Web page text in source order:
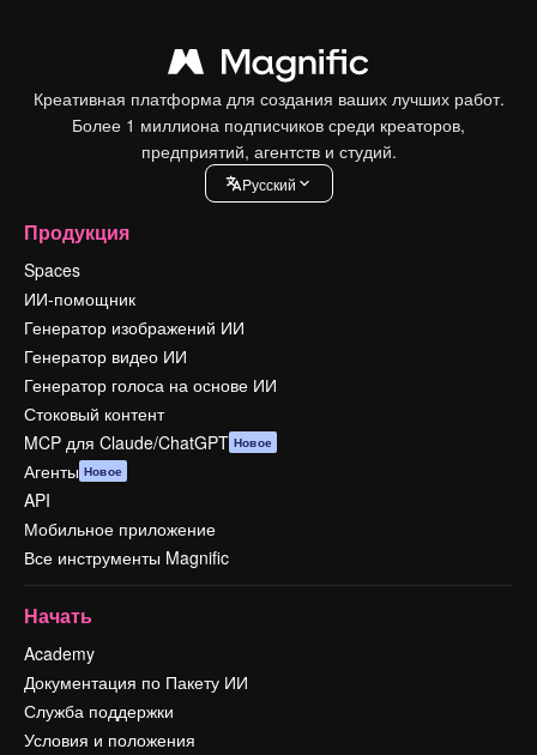
Креативная платформа для создания ваших лучших работ.
Более 1 миллиона подписчиков среди креаторов,
предприятий, агентств и студий.
Pусский
Продукция
Spaces
ИИ-помощник
Генератор изображений ИИ
Генератор видео ИИ
Генератор голоса на основе ИИ
Стоковый контент
MCP для Claude/ChatGPT Новое
Агенты Новое
API
Мобильное приложение
Все инструменты Magnific
Начать
Academy
Документация по Пакету ИИ
Служба поддержки
Условия и положения